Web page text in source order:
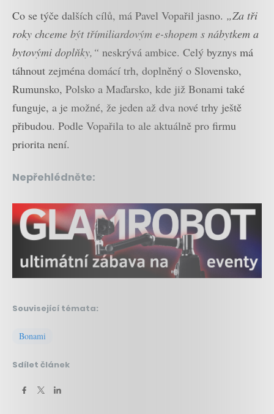
Co se týče dalších cílů, má Pavel Vopařil jasno. „Za tři
roky chceme být třímiliardovým e-shopem s nábytkem a
bytovými doplňky,“ neskrývá ambice. Celý byznys má
táhnout zejména domácí trh, doplněný o Slovensko,
Rumunsko, Polsko a Maďarsko, kde již Bonami také
funguje, a je možné, že jeden až dva nové trhy ještě
přibudou. Podle Vopařila to ale aktuálně pro firmu
priorita není.
Nepřehlédněte:
Související témata:
Bonami
Sdílet článek